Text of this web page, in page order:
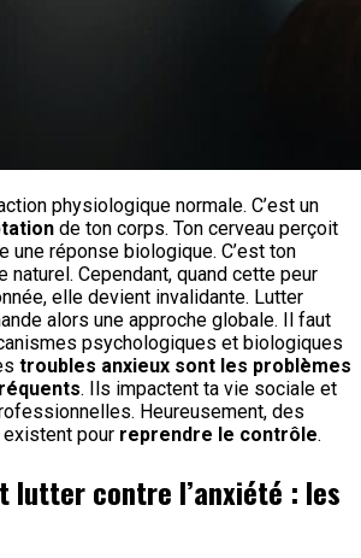
physiologique normale. C’est un
de ton corps. Ton cerveau perçoit
une réponse biologique. C’est ton
Cependant, quand cette peur
elle devient invalidante. Lutter
alors une approche globale. Il faut
psychologiques et biologiques
troubles anxieux sont les problèmes
. Ils impactent ta vie sociale et
Heureusement, des
pour reprendre le contrôle.
lutter contre l’anxiété : les